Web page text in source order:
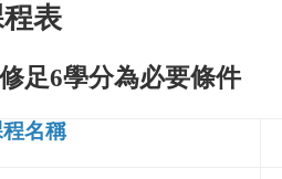
表
足6學分為必要條件
名稱